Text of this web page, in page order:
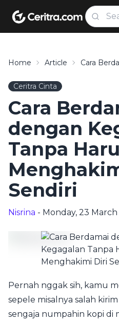
Home Article Cara
Ceritra Cinta
Cara
dengan
Tanpa
Sendiri
Nisrina - Monday, 23 March
Pernah nggak sih, kamu
sepele misalnya salah
sengaja numpahin kopi di